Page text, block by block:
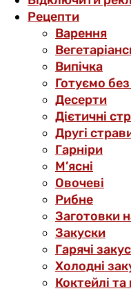
Рецепти
Варення
Випічка
Готуємо без
Десерти
Дієтичні
Другі
Гарніри
М’ясні
Овочеві
Рибне
Заготовки
Закуски
Гарячі
Холодні
Коктейлі та